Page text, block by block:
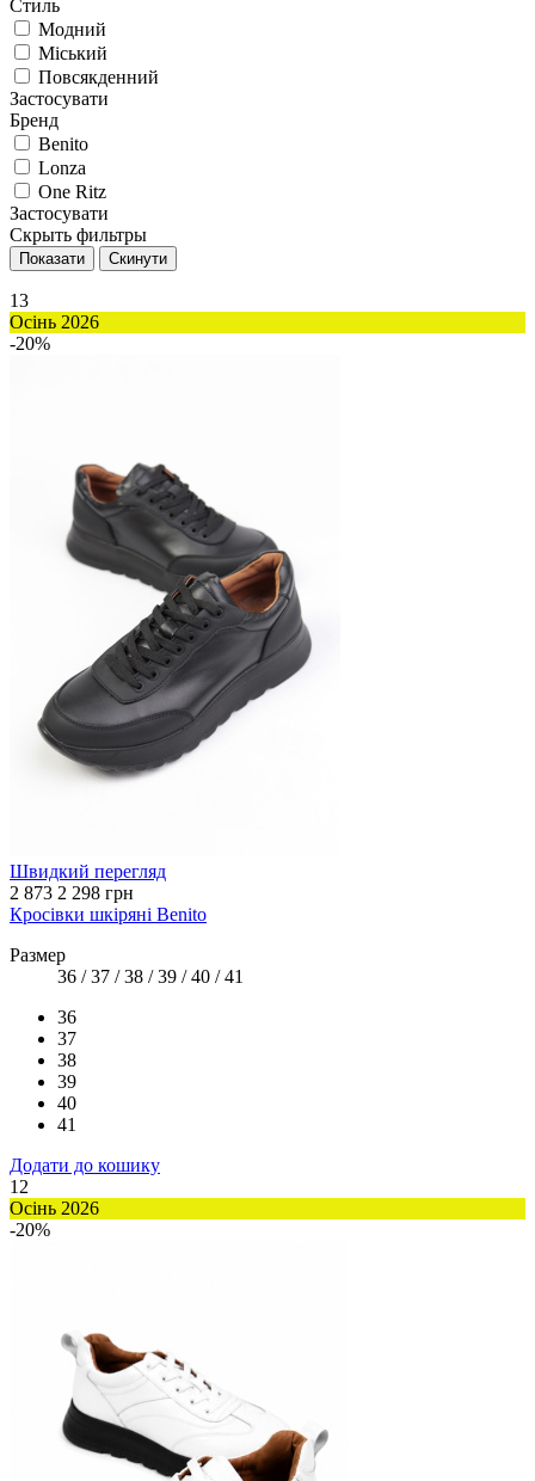
Стиль
Модний
Міський
Повсякденний
Застосувати
Бренд
Benito
Lonza
One Ritz
Застосувати
Скрыть фильтры
13
Осінь 2026
-20%
Швидкий перегляд
2 873 2 298 грн
Кросівки шкіряні Benito
Размер
36 / 37 / 38 / 39 / 40 / 41
36
37
38
39
40
41
Додати до кошику
12
Осінь 2026
-20%